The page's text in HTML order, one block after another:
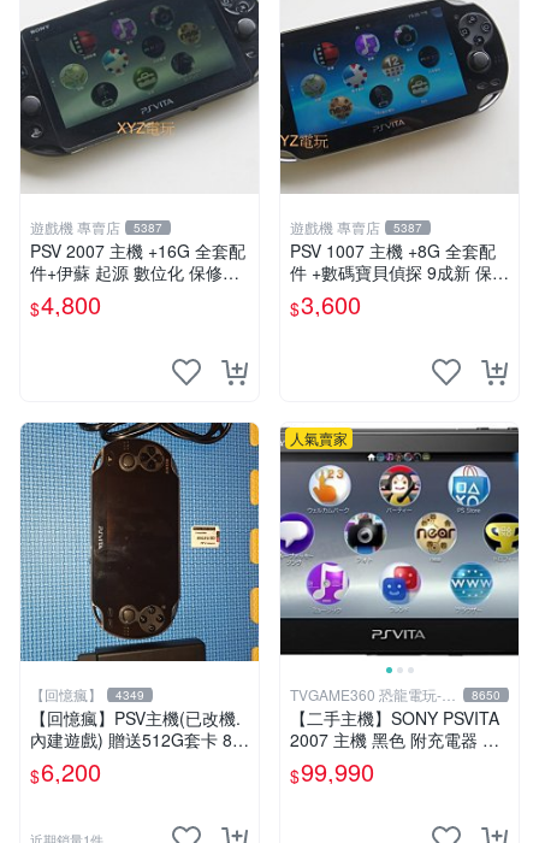
遊戲機 專賣店 5387
PSV 2007 主機 +16G 全套配
件+伊蘇 起源 數位化 保修一
年 品質有保障
$4,800
遊戲機 專賣店 5387
PSV 1007 主機 +8G 全套配
件 +數碼寶貝偵探 9成新 保修
一年 品質有保障
$3,600
【回憶瘋】 4349
【回憶瘋】PSV主機(已改機.
內建遊戲) 贈送512G套卡 8成
5新 1000型
$6,200
人氣賣家
TVGAME360 恐龍電玩-台
中店
8650
【二手主機】SONY PSVITA
2007 主機 黑色 附充電器 US
B傳輸線 PS VITA PSV【台中
恐龍電玩】
$99,990